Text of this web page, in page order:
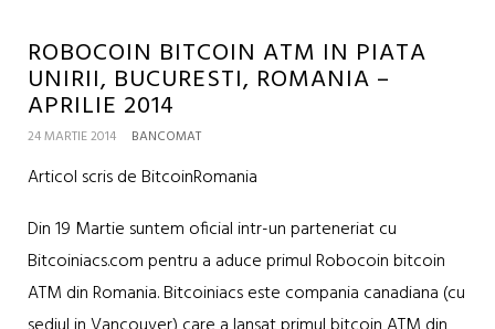
ROBOCOIN BITCOIN ATM IN PIATA
UNIRII, BUCURESTI, ROMANIA –
APRILIE 2014
24 MARTIE 2014 BANCOMAT
Articol scris de BitcoinRomania
Din 19 Martie suntem oficial intr-un parteneriat cu
Bitcoiniacs.com pentru a aduce primul Robocoin bitcoin
ATM din Romania. Bitcoiniacs este compania canadiana (cu